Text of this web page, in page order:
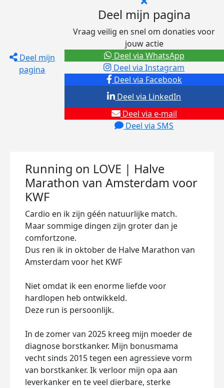
Deel mijn
pagina
Deel mijn pagina
Vraag veilig en snel om donaties voor
jouw actie
Deel via Facebook
Deel via Instagram
Deel via e-mail
Deel via SMS
Deel via LinkedIn
Deel via WhatsApp
Running on LOVE | Halve
Marathon van Amsterdam voor
KWF
Cardio en ik zijn géén natuurlijke match.
Maar sommige dingen zijn groter dan je
comfortzone.
Dus ren ik in oktober de Halve Marathon van
Amsterdam voor het KWF
Niet omdat ik een enorme liefde voor
hardlopen heb ontwikkeld.
Deze run is persoonlijk.
In de zomer van 2025 kreeg mijn moeder de
diagnose borstkanker. Mijn bonusmama
vecht sinds 2015 tegen een agressieve vorm
van borstkanker. Ik verloor mijn opa aan
leverkanker en te veel dierbare, sterke